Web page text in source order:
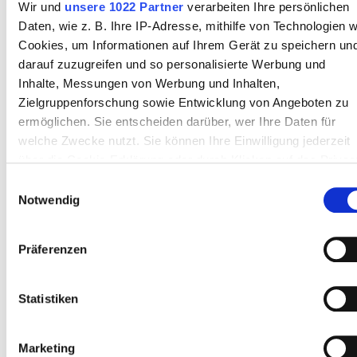
Wir und unsere 1022 Partner verarbeiten Ihre persönlichen
Daten, wie z. B. Ihre IP-Adresse, mithilfe von Technologien
Cookies, um Informationen auf Ihrem Gerät zu speichern
darauf zuzugreifen und so personalisierte Werbung und
Inhalte, Messungen von Werbung und Inhalten,
Zielgruppenforschung sowie Entwicklung von Angeboten zu
ermöglichen. Sie entscheiden darüber, wer Ihre Daten für
welche Zwecke nutzt. Sie können Ihre Einwilligung jederzeit
über die Cookie-Erklärung oder durch Klicken auf das
Informationen über Ihre geografische Lage erfassen,
welche bis auf einige Meter genau sein können
Merkmalen (Fingerprinting) identifizieren
Notwendig
Präferenzen
Statistiken
Marketing
Mitarbeiter
Biljana Zafirova